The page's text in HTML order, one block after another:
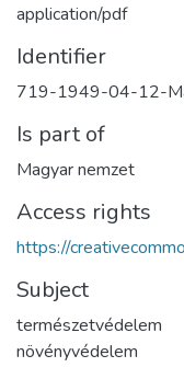
application/pdf
Identifier
719-1949-04-12-
Is part of
Magyar nemzet
Access rights
https://
Subject
természetvédelem
növényvédelem